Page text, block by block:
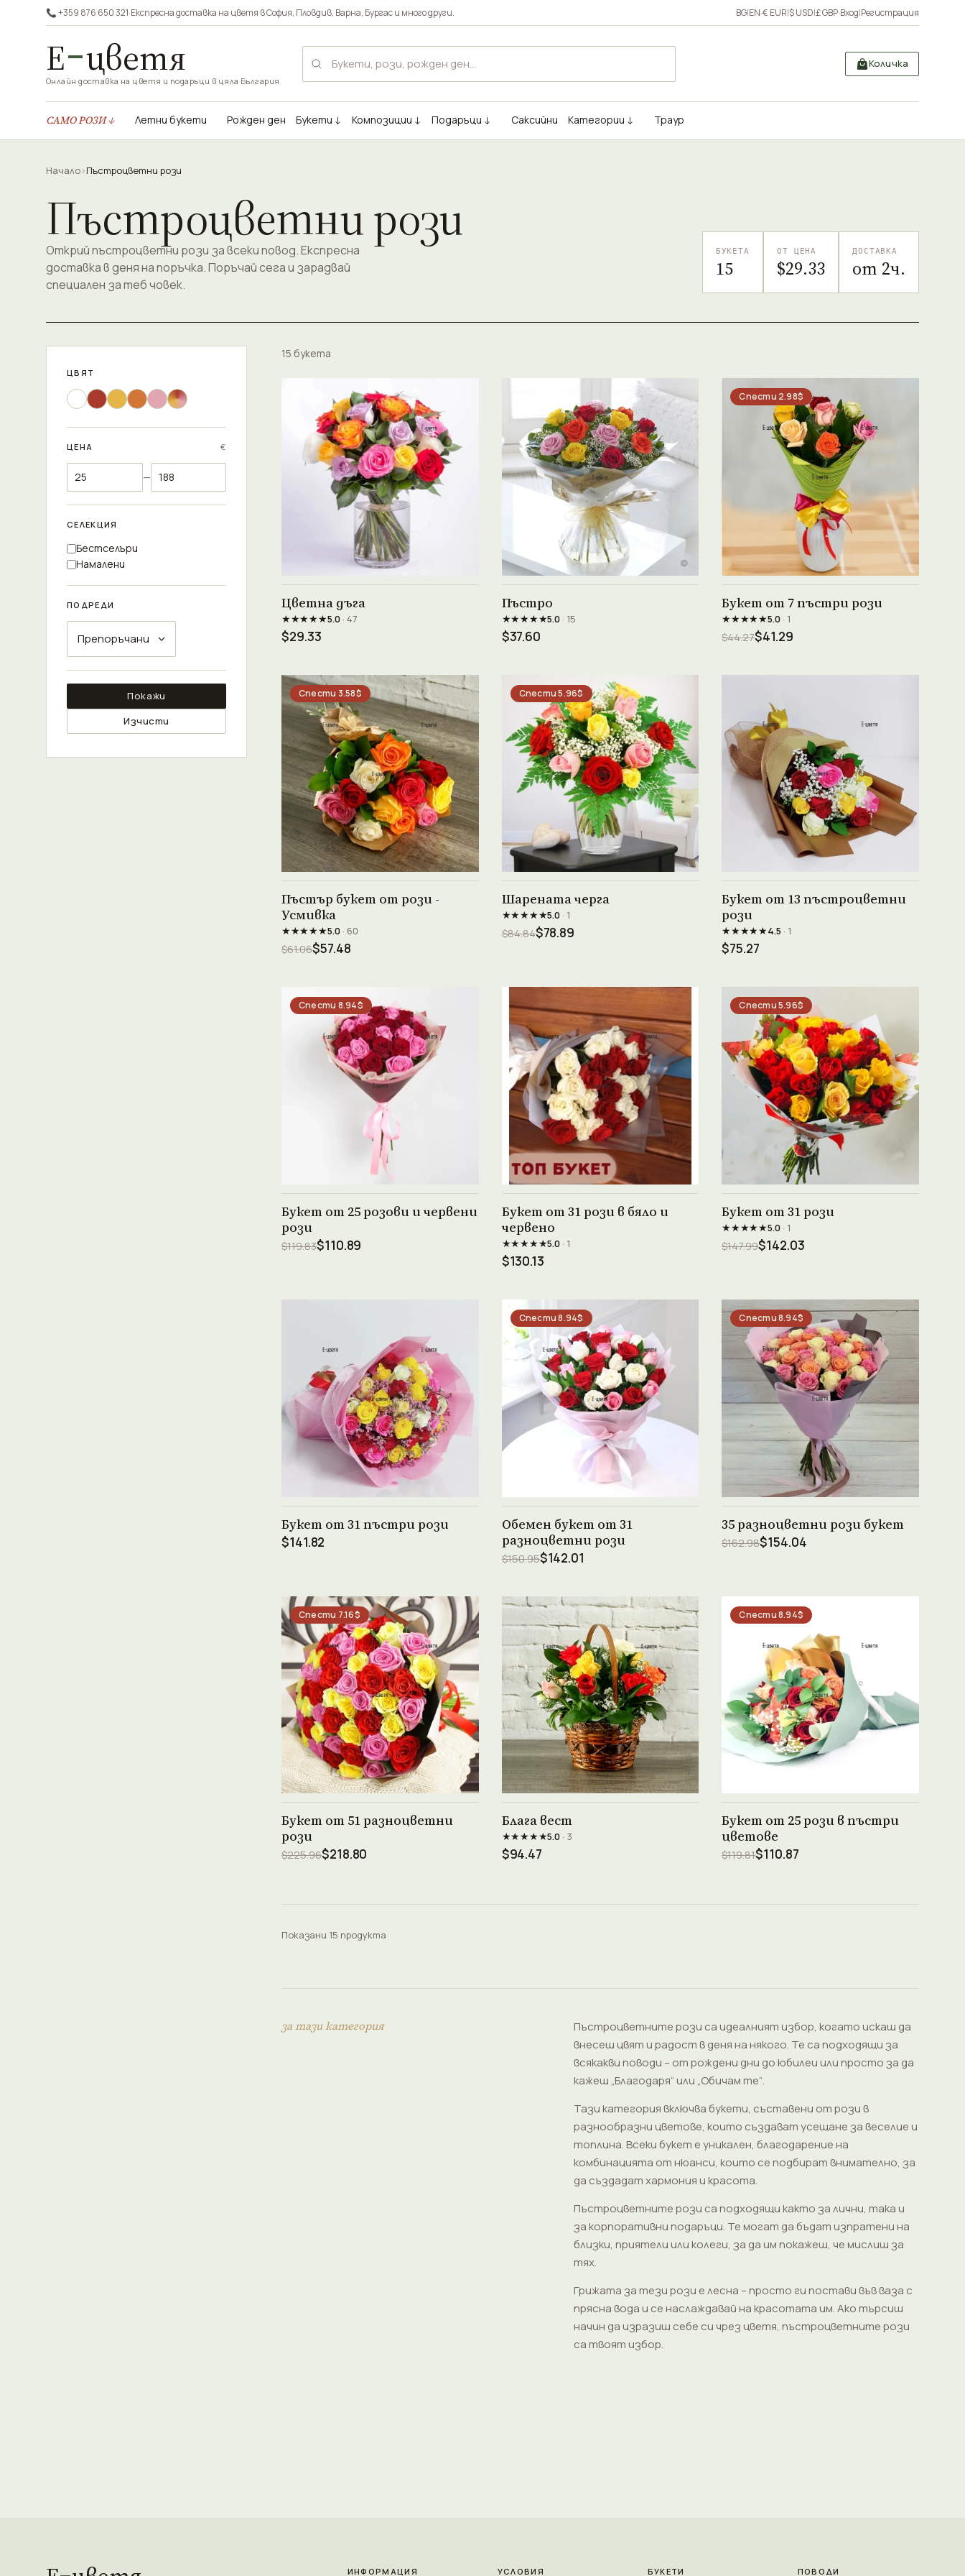
📞 +359 876 650 321·Експресна доставка на цветя вСофия, Пловдив, Варна, Бургаси много други. BG|EN·€ EUR|$ USD|£ GBP·Вход|Регистрация
Е цветя
Онлайн доставка на цветя и подаръци в цяла България
Количка
САМО РОЗИ ↓ Летни букети Рожден ден Букети ↓ Композиции ↓ Подаръци ↓ Саксийни Категории ↓ Траур
Начало›Пъстроцветни рози
Пъстроцветни рози
Открий пъстроцветни рози за всеки повод. Експресна
доставка в деня на поръчка. Поръчай сега и зарадвай
специален за теб човек.
БУКЕТА
15
ОТ ЦЕНА
$29.33
ДОСТАВКА
от 2ч.
ЦВЯТ
ЦЕНА €
—
СЕЛЕКЦИЯ
Бестселъри
Намалени
ПОДРЕДИ
Покажи
Изчисти
15 букета
Цветна дъга
★★★★★5.0· 47
$29.33
Пъстро
★★★★★5.0 · 15
$37.60
Спести 2.98$
Букет от 7 пъстри рози
★★★★★5.0· 1
$44.27$41.29
Спести 3.58$
Пъстър букет от рози -
Усмивка
★★★★★5.0· 60
$61.06$57.48
Спести 5.96$
Шарената черга
★★★★★5.0 · 1
$84.84$78.89
Букет от 13 пъстроцветни
рози
★★★★★4.5 · 1
$75.27
Спести 8.94$
Букет от 25 розови и червени
рози
$119.83$110.89
Букет от 31 рози в бяло и
червено
★★★★★5.0 · 1
$130.13
Спести 5.96$
Букет от 31 рози
★★★★★5.0· 1
$147.99$142.03
Букет от 31 пъстри рози
$141.82
Спести 8.94$
Обемен букет от 31
разноцветни рози
$150.95$142.01
Спести 8.94$
35 разноцветни рози букет
$162.98$154.04
Спести 7.16$
Букет от 51 разноцветни
рози
$225.96$218.80
Блага вест
★★★★★5.0 · 3
$94.47
Спести 8.94$
Букет от 25 рози в пъстри
цветове
$119.81$110.87
Показани 15 продукта
за тази категория
Пъстроцветните рози са идеалният избор, когато искаш да
внесеш цвят и радост в деня на някого. Те са подходящи за
всякакви поводи – от рождени дни до юбилеи или просто за да
кажеш „Благодаря“ или „Обичам те“.
Тази категория включва букети, съставени от рози в
разнообразни цветове, които създават усещане за веселие и
топлина. Всеки букет е уникален, благодарение на
комбинацията от нюанси, които се подбират внимателно, за
да създадат хармония и красота.
Пъстроцветните рози са подходящи както за лични, така и
за корпоративни подаръци. Те могат да бъдат изпратени на
близки, приятели или колеги, за да им покажеш, че мислиш за
тях.
Грижата за тези рози е лесна – просто ги постави във ваза с
прясна вода и се наслаждавай на красотата им. Ако търсиш
начин да изразиш себе си чрез цветя, пъстроцветните рози
са твоят избор.
ИНФОРМАЦИЯ УСЛОВИЯ БУКЕТИ ПОВОДИ